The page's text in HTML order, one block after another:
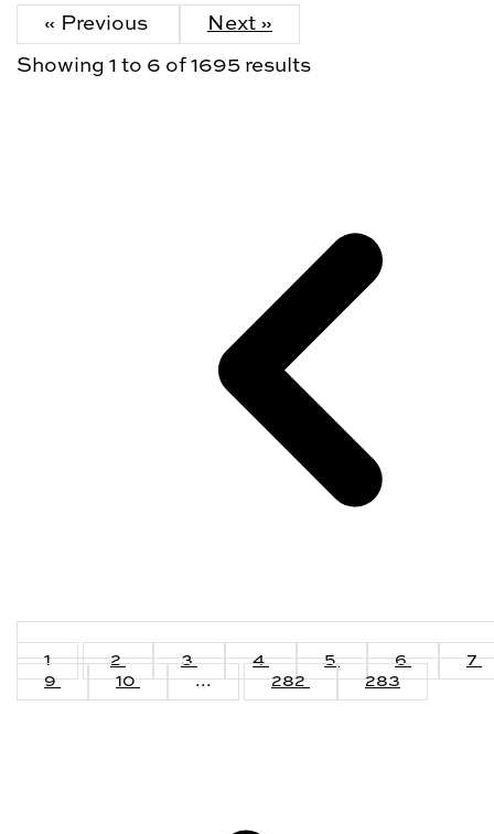
« Previous Next »
Showing 1 to 6 of 1695 results
1 2 3 4 5 6
7
9
10 ... 282 283